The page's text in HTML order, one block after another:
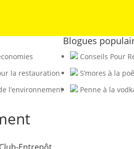
la restauration
l’environnement
Blogues
Conseils Pour
S’mores à la
Penne à la